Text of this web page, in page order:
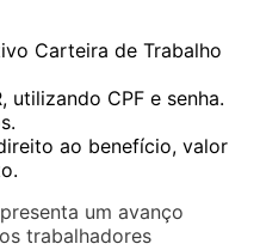
Carteira de Trabalho
utilizando CPF e senha.
ao benefício, valor
um avanço
trabalhadores